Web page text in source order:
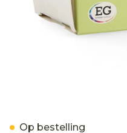
Op bestelling